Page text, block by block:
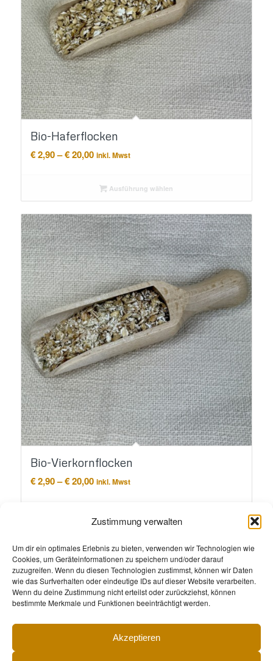
Zustimmung verwalten
Um dir ein optimales Erlebnis zu bieten, verwenden wir Technologien wie
Cookies, um Geräteinformationen zu speichern und/oder darauf
zuzugreifen. Wenn du diesen Technologien zustimmst, können wir Daten
wie das Surfverhalten oder eindeutige IDs auf dieser Website verarbeiten.
Wenn du deine Zustimmung nicht erteilst oder zurückziehst, können
bestimmte Merkmale und Funktionen beeinträchtigt werden.
Akzeptieren
Bio-Haferflocken
€2,90–€20,00Preisspanne:
€ 20,00
inkl. Mwst
Ausführung wählen
Bio-Vierkornflocken
€2,90–€20,00Preisspanne:
€ 20,00
inkl. Mwst